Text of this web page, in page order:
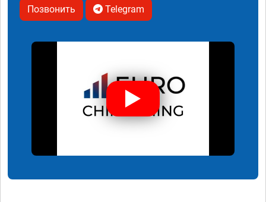
Позвонить Telegram